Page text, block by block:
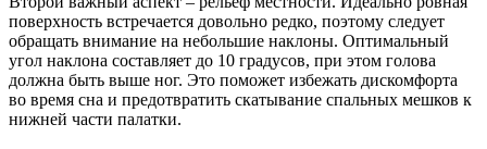
поверхность встречается довольно редко, поэтому следует
обращать внимание на небольшие наклоны. Оптимальный
угол наклона составляет до 10 градусов, при этом голова
должна быть выше ног. Это поможет избежать дискомфорта
во время сна и предотвратить скатывание спальных мешков к
нижней части палатки.